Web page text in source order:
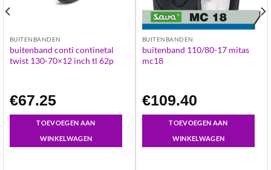
BUITENBANDEN
buitenband conti continetal
twist 130-70×12 inch tl 62p
€67.25
TOEVOEGEN AAN
WINKELWAGEN
BUITENBANDEN
buitenband 110/80-17 mitas
mc18
€109.40
TOEVOEGEN AAN
WINKELWAGEN